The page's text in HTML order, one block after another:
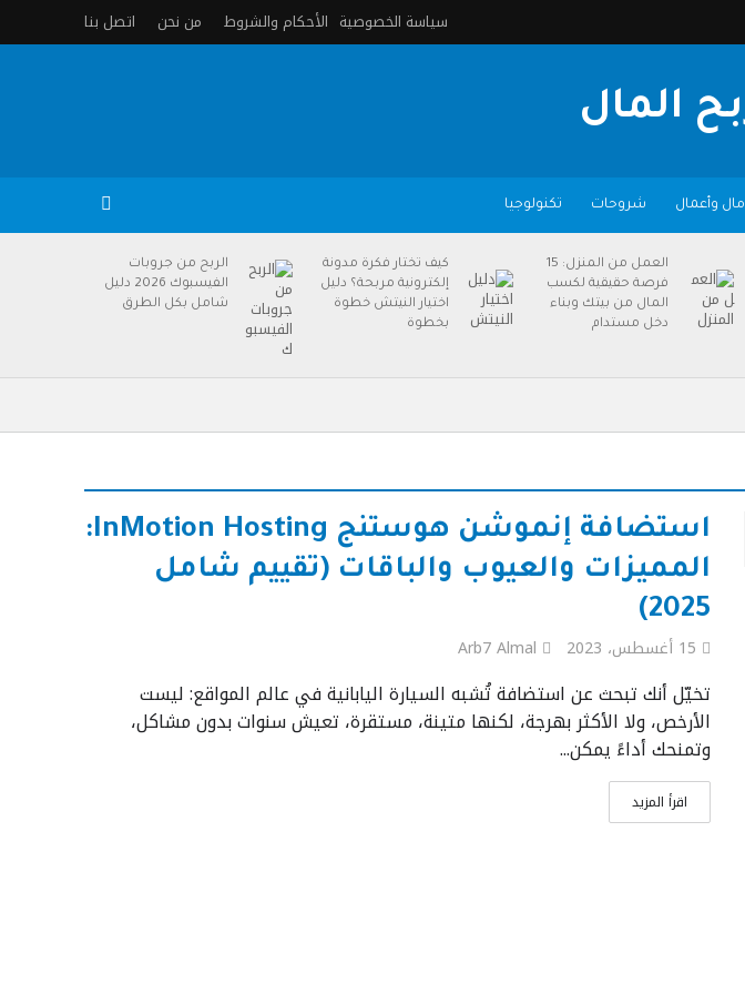
سياسة الخصوصية الأحكام والشروط من نحن اتصل بنا
مال وأعمال شروحات تكنولوجيا
العمل من المنزل: 15
فرصة حقيقية لكسب
المال من بيتك وبناء
دخل مستدام
كيف تختار فكرة مدونة
إلكترونية مربحة؟ دليل
اختيار النيتش خطوة
بخطوة
الربح من جروبات
الفيسبوك 2026 دليل
شامل بكل الطرق
استضافة إنموشن هوستنج InMotion Hosting:
المميزات والعيوب والباقات (تقييم شامل
2025)
15 أغسطس، 2023 Arb7 Almal
تخيّل أنك تبحث عن استضافة تُشبه السيارة اليابانية في عالم المواقع: ليست
الأرخص، ولا الأكثر بهرجة، لكنها متينة، مستقرة، تعيش سنوات بدون مشاكل،
وتمنحك أداءً يمكن...
اقرأ المزيد